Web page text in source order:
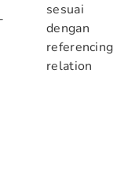
-
sesuai
dengan
referencing
relation